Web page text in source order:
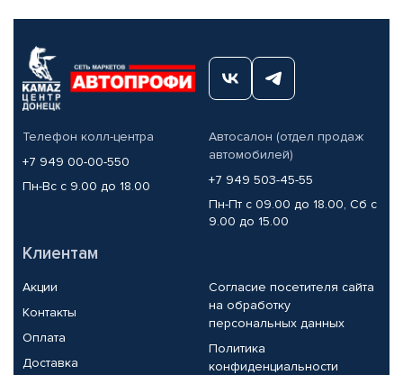
Телефон колл-центра
+7 949 00-00-550
Пн-Вс с 9.00 до 18.00
Автосалон (отдел продаж
автомобилей)
+7 949 503-45-55
Пн-Пт с 09.00 до 18.00, Сб с
9.00 до 15.00
Клиентам
Акции
Контакты
Оплата
Доставка
Согласие посетителя сайта
на обработку
персональных данных
Политика
конфиденциальности